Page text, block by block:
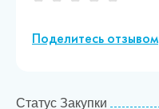
Поделитесь отзывом
Статус Закупки